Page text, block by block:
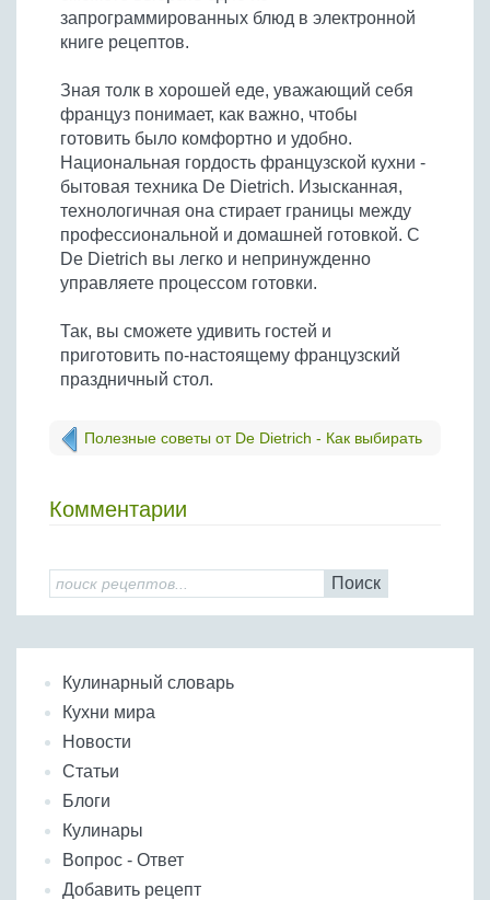
запрограммированных блюд в электронной
книге рецептов.
Зная толк в хорошей еде, уважающий себя
француз понимает, как важно, чтобы
готовить было комфортно и удобно.
Национальная гордость французской кухни -
бытовая техника De Dietrich. Изысканная,
технологичная она стирает границы между
профессиональной и домашней готовкой. С
De Dietrich вы легко и непринужденно
управляете процессом готовки.
Так, вы сможете удивить гостей и
приготовить по-настоящему французский
праздничный стол.
Полезные советы от De Dietrich - Как выбирать
Комментарии
Поиск
Кулинарный словарь
Кухни мира
Новости
Статьи
Блоги
Кулинары
Вопрос - Ответ
Добавить рецепт